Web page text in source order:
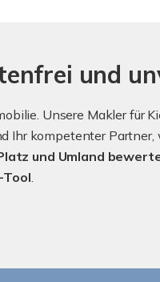
und
Unsere Makler für
Ihr kompetenter Partner,
und Umland
.